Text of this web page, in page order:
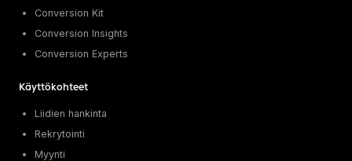
Conversion Kit
Conversion Insights
Conversion Experts
Käyttökohteet
Liidien hankinta
Rekrytointi
Myynti